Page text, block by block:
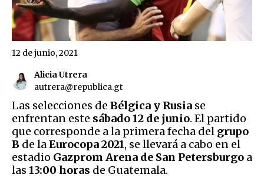
Alicia Utrera
autrera@republica.gt
12 de junio, 2021
Las selecciones de Bélgica y Rusia se
enfrentan este sábado 12 de junio. El partido
que corresponde a la primera fecha del grupo
B de laEurocopa 2021, se llevará a cabo en el
estadio Gazprom Arena de San Petersburgo a
las 13:00 horas de Guatemala.